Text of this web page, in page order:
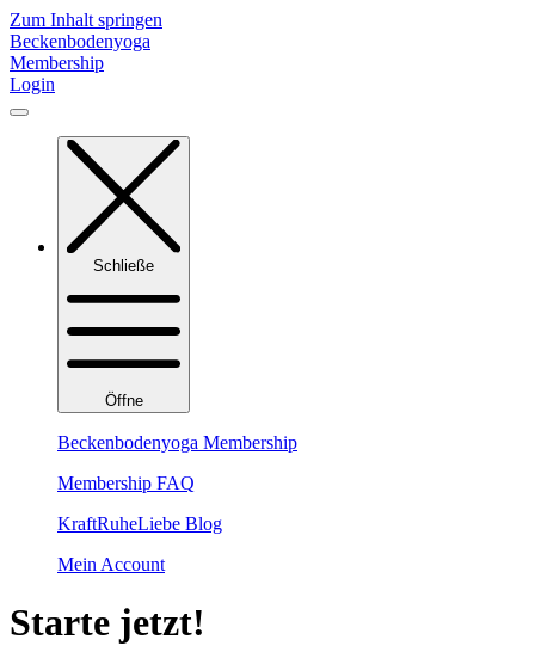
Zum Inhalt springen
Beckenbodenyoga
Membership
Login
Schließe
Öffne
Beckenbodenyoga Membership
Membership FAQ
KraftRuheLiebe Blog
Mein Account
Starte jetzt!